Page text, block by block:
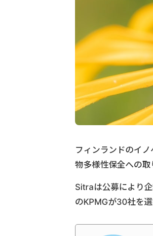
フィンランドのイ
物多様性保全への取
Sitraは公募により
のKPMGが30社を選